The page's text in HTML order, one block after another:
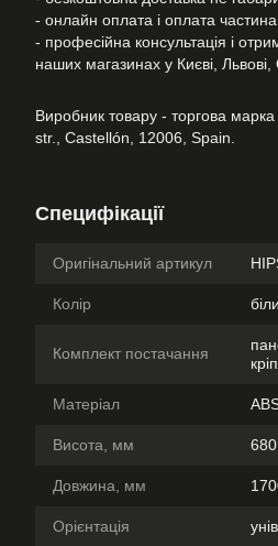
- онлайн оплата і оплата
- професійна консультація і
наших магазинах у Києві, Львові,
Виробник товару - торгова
str., Castellón, 12006, Spain.
Специфікації
Оригінальний артикул
Колір
Комплект постачання
Матеріал
Висота, мм 680
Довжина, мм
Орієнтація